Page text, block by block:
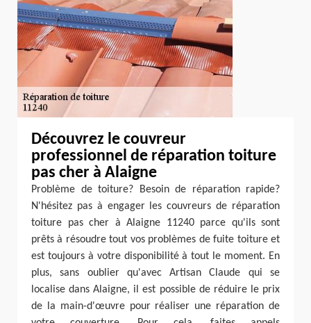
Découvrez le couvreur
professionnel de réparation toiture
pas cher à Alaigne
Problème de toiture? Besoin de réparation rapide?
N'hésitez pas à engager les couvreurs de réparation
toiture pas cher à Alaigne 11240 parce qu'ils sont
prêts à résoudre tout vos problèmes de fuite toiture et
est toujours à votre disponibilité à tout le moment. En
plus, sans oublier qu'avec Artisan Claude qui se
localise dans Alaigne, il est possible de réduire le prix
de la main-d'œuvre pour réaliser une réparation de